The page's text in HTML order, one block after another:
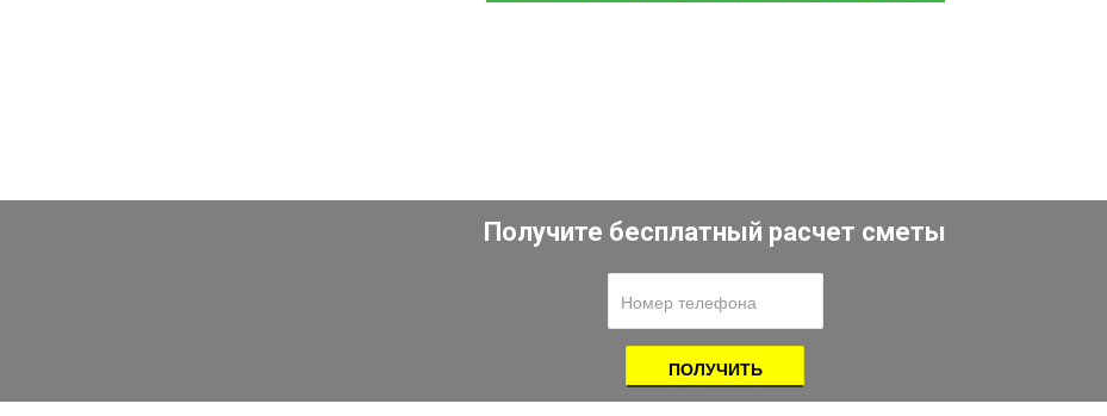
Получите бесплатный расчет сметы